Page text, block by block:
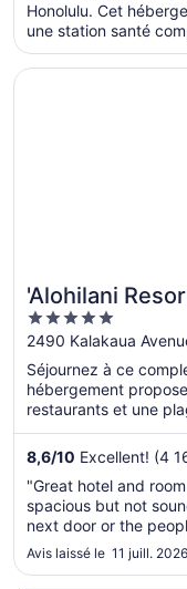
5
Honolulu. Cet
une station santé
avis, nos clients font
propreté des
'Alohilani
5
out
of
5
2490 Kalakaua
Séjournez à ce
hébergement
restaurants et une
font l’éloge de la
attractions prisées,
se situent à proximité.
8,6/10 Excellent! (4
"Great hotel and
spacious but not
next door or the
10"
Avis laissé le 11 juill. 2026
S’ouvre dans une
'Alohilani Resort